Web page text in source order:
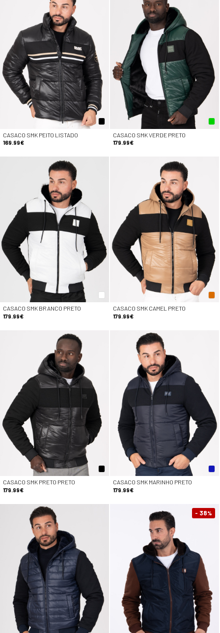
CASACO SMK PEITO LISTADO
169.99€
CASACO SMK VERDE PRETO
179.99€
CASACO SMK BRANCO PRETO
179.99€
CASACO SMK CAMEL PRETO
179.99€
CASACO SMK PRETO PRETO
179.99€
CASACO SMK MARINHO PRETO
179.99€
- 38%